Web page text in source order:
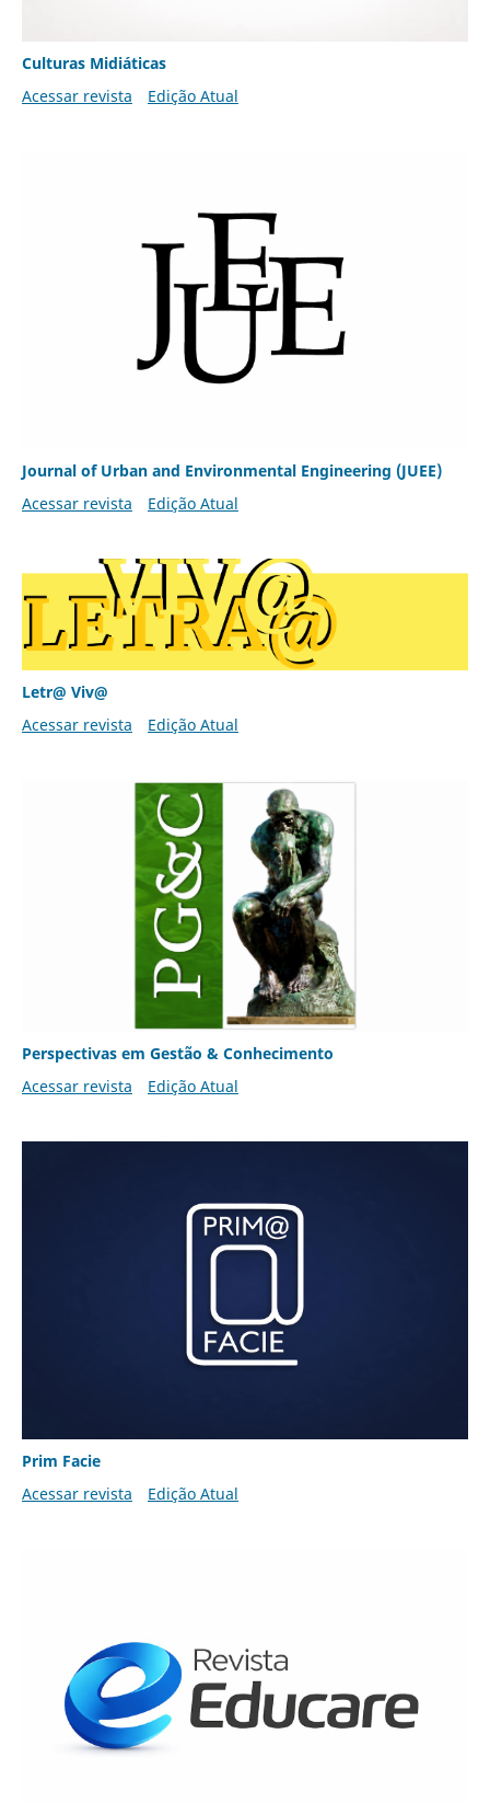
Culturas Midiáticas
Acessar revista
Edição Atual
Journal of Urban and Environmental Engineering (JUEE)
Acessar revista
Edição Atual
Letr@ Viv@
Acessar revista
Edição Atual
Perspectivas em Gestão & Conhecimento
Acessar revista
Edição Atual
Prim Facie
Acessar revista
Edição Atual